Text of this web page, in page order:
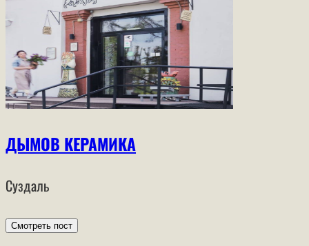
ДЫМОВ КЕРАМИКА
Суздаль
Смотреть пост